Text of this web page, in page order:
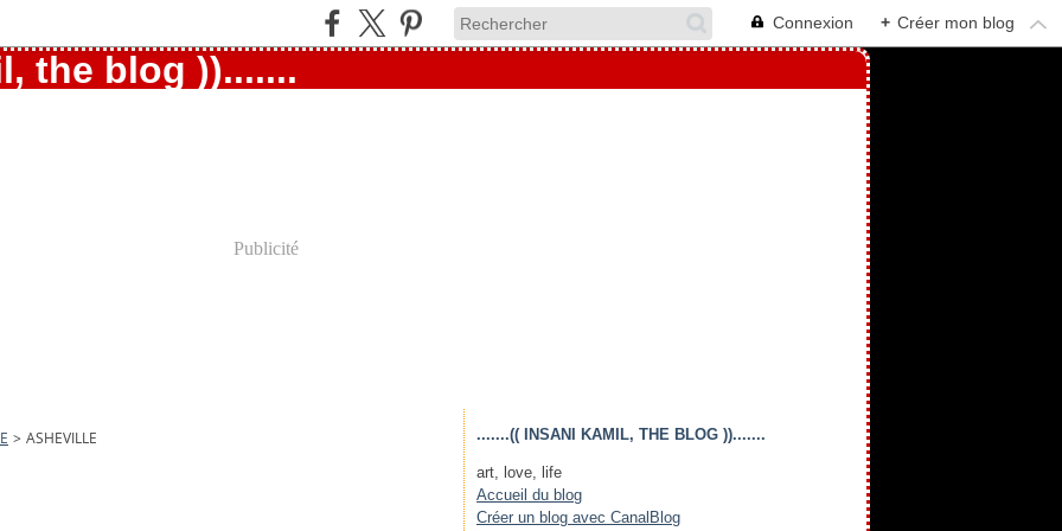
Connexion + Créer mon blog
Publicité
> ASHEVILLE .......(( INSANI KAMIL, THE BLOG )).......
art, love, life
Accueil du blog
Créer un blog avec CanalBlog